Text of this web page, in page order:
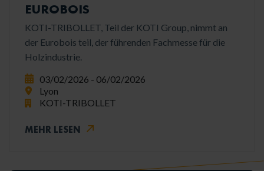
EUROBOIS
KOTI-TRIBOLLET, Teil der KOTI Group, nimmt an
der Eurobois teil, der führenden Fachmesse für die
Holzindustrie.
03/02/2026 - 06/02/2026
Lyon
KOTI-TRIBOLLET
MEHR LESEN